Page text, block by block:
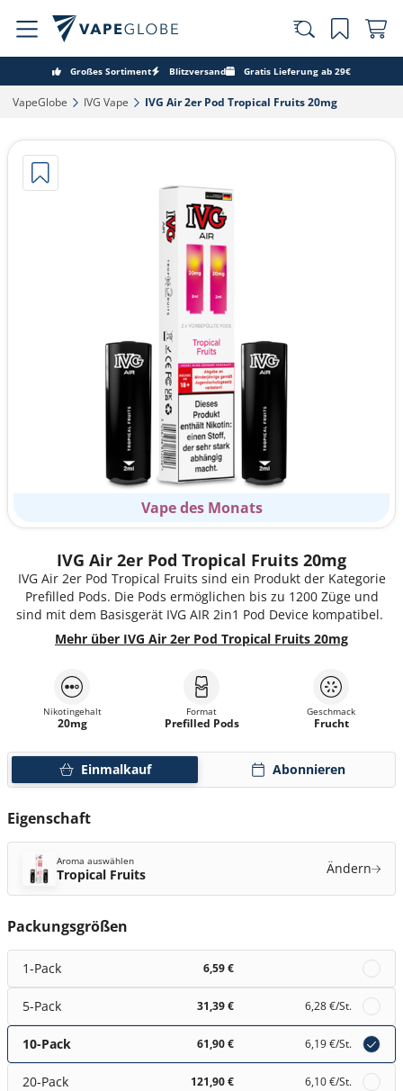
Großes Sortiment Blitzversand Gratis Lieferung ab 29€
VapeGlobe‎ IVG Vape‎ IVG Air 2er Pod Tropical Fruits 20mg‎
Vape des Monats
IVG Air 2er Pod Tropical Fruits 20mg
IVG Air 2er Pod Tropical Fruits sind ein Produkt der Kategorie
Prefilled Pods. Die Pods ermöglichen bis zu 1200 Züge und
sind mit dem Basisgerät IVG AIR 2in1 Pod Device kompatibel.
Mehr über IVG Air 2er Pod Tropical Fruits 20mg
Einmalkauf Abonnieren
Nikotingehalt
20mg
Format
Prefilled Pods
Geschmack
Frucht
Eigenschaft
Aroma auswählen
Tropical Fruits Ändern
Packungsgrößen
1-Pack 6,59 €
5-Pack 31,39 € 6,28 €/St.
10-Pack 61,90 € 6,19 €/St.
20-Pack 121,90 € 6,10 €/St.